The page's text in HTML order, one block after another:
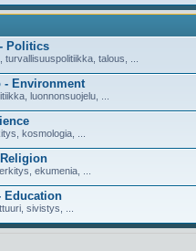
Politics
turvallisuuspolitiikka, talous, ...
- Environment
luonnonsuojelu, ...
kosmologia, ...
ekumenia, ...
Education
sivistys, ...